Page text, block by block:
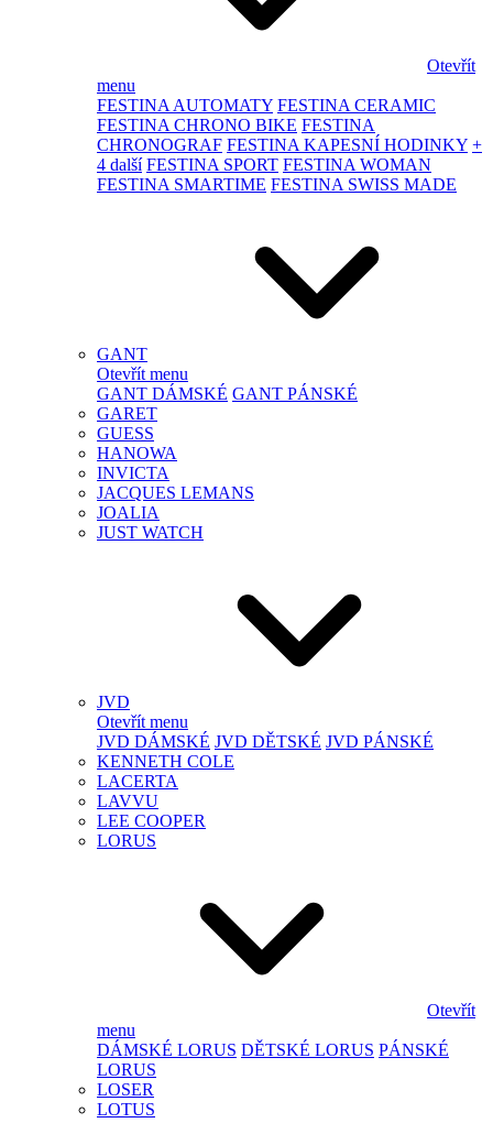
Otevřít
menu
FESTINA AUTOMATY FESTINA CERAMIC
FESTINA CHRONO BIKE FESTINA
CHRONOGRAF FESTINA KAPESNÍ HODINKY +
4 další FESTINA SPORT FESTINA WOMAN
FESTINA SMARTIME FESTINA SWISS MADE
GANT
Otevřít menu
GANT DÁMSKÉ GANT PÁNSKÉ
GARET
GUESS
HANOWA
INVICTA
JACQUES LEMANS
JOALIA
JUST WATCH
JVD
Otevřít menu
JVD DÁMSKÉ JVD DĚTSKÉ JVD PÁNSKÉ
KENNETH COLE
LACERTA
LAVVU
LEE COOPER
LORUS
Otevřít
menu
DÁMSKÉ LORUS DĚTSKÉ LORUS PÁNSKÉ
LORUS
LOSER
LOTUS